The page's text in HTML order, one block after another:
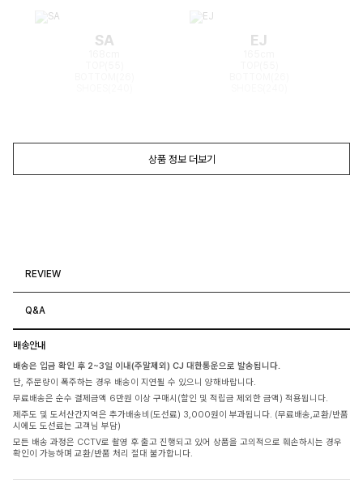
SA EJ
상품 정보 더보기
REVIEW
Q&A
배송안내
배송은 입금 확인 후 2~3일 이내(주말제외) CJ 대한통운으로 발송됩니다.
단, 주문량이 폭주하는 경우 배송이 지연될 수 있으니 양해바랍니다.
무료배송은 순수 결제금액 6만원 이상 구매시(할인 및 적립금 제외한 금액) 적용됩니다.
제주도 및 도서산간지역은 추가배송비(도선료) 3,000원이 부과됩니다. (무료배송,교환/반품
시에도 도선료는 고객님 부담)
모든 배송 과정은 CCTV로 촬영 후 출고 진행되고 있어 상품을 고의적으로 훼손하시는 경우
확인이 가능하며 교환/반품 처리 절대 불가합니다.